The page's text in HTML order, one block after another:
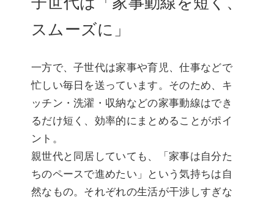
スムーズに」
一方で、子世代は家事や育児、仕事などで
忙しい毎日を送っています。そのため、キ
ッチン・洗濯・収納などの家事動線はでき
るだけ短く、効率的にまとめることがポイ
ント。
親世代と同居していても、「家事は自分た
ちのペースで進めたい」という気持ちは自
然なもの。それぞれの生活が干渉しすぎな